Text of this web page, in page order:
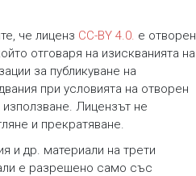
че лиценз CC-BY 4.0. е отворен
отговаря на изискванията на
за публикуване на
при условията на отворен
Лицензът не
и прекратяване.
и др. материали на трети
е разрешено само със